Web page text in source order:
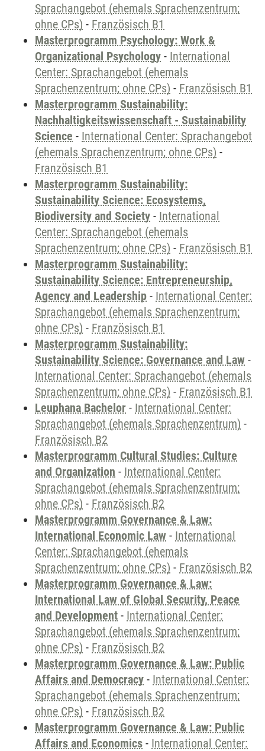
Sprachangebot (ehemals Sprachenzentrum;
ohne CPs) - Französisch B1
Masterprogramm Psychology: Work &
Organizational Psychology - International
Center: Sprachangebot (ehemals
Sprachenzentrum; ohne CPs) - Französisch B1
Masterprogramm Sustainability:
Nachhaltigkeitswissenschaft - Sustainability
Science - International Center: Sprachangebot
(ehemals Sprachenzentrum; ohne CPs) -
Französisch B1
Masterprogramm Sustainability:
Sustainability Science: Ecosystems,
Biodiversity and Society - International
Center: Sprachangebot (ehemals
Sprachenzentrum; ohne CPs) - Französisch B1
Masterprogramm Sustainability:
Sustainability Science: Entrepreneurship,
Agency and Leadership - International Center:
Sprachangebot (ehemals Sprachenzentrum;
ohne CPs) - Französisch B1
Masterprogramm Sustainability:
Sustainability Science: Governance and Law -
International Center: Sprachangebot (ehemals
Sprachenzentrum; ohne CPs) - Französisch B1
Leuphana Bachelor - International Center:
Sprachangebot (ehemals Sprachenzentrum) -
Französisch B2
Masterprogramm Cultural Studies: Culture
and Organization - International Center:
Sprachangebot (ehemals Sprachenzentrum;
ohne CPs) - Französisch B2
Masterprogramm Governance & Law:
International Economic Law - International
Center: Sprachangebot (ehemals
Sprachenzentrum; ohne CPs) - Französisch B2
Masterprogramm Governance & Law:
International Law of Global Security, Peace
and Development - International Center:
Sprachangebot (ehemals Sprachenzentrum;
ohne CPs) - Französisch B2
Masterprogramm Governance & Law: Public
Affairs and Democracy - International Center:
Sprachangebot (ehemals Sprachenzentrum;
ohne CPs) - Französisch B2
Masterprogramm Governance & Law: Public
Affairs and Economics - International Center: